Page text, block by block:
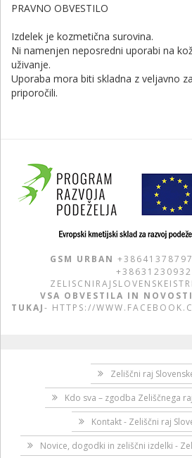
PRAVNO OBVESTILO
Izdelek je kozmetična surovina.
Ni namenjen neposredni uporabi na
uživanje.
Uporaba mora biti skladna z veljavno
priporočili.
GSM URBAN
VSA OBVESTILA IN
TUKAJ- HTTPS://
Zeliščni raj
Kdo sva – zgodba Zeliščnega
Kontakt - Zeliščni raj
Novice, dogodki in zeliščni izdelki -